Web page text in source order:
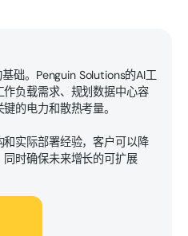
础。Penguin Solutions的AI工
负载需求、规划数据中心容
的电力和散热考量。
实际部署经验，客户可以降
时确保未来增长的可扩展